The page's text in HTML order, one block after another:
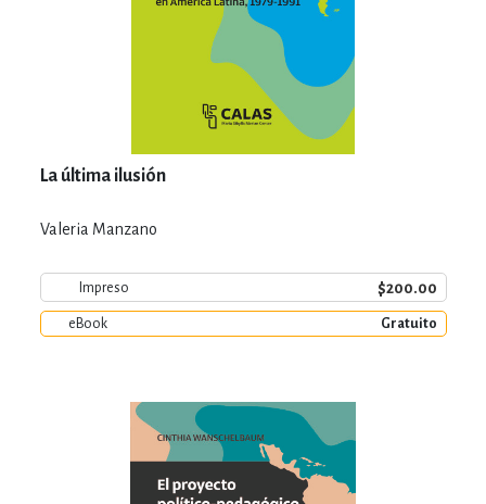
La última ilusión
Valeria Manzano
Impreso $200.00
eBook Gratuito